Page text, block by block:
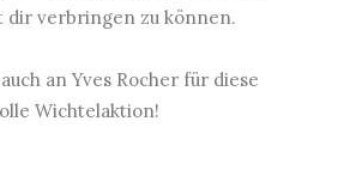
dir verbringen zu können.
an Yves Rocher für diese
Wichtelaktion!